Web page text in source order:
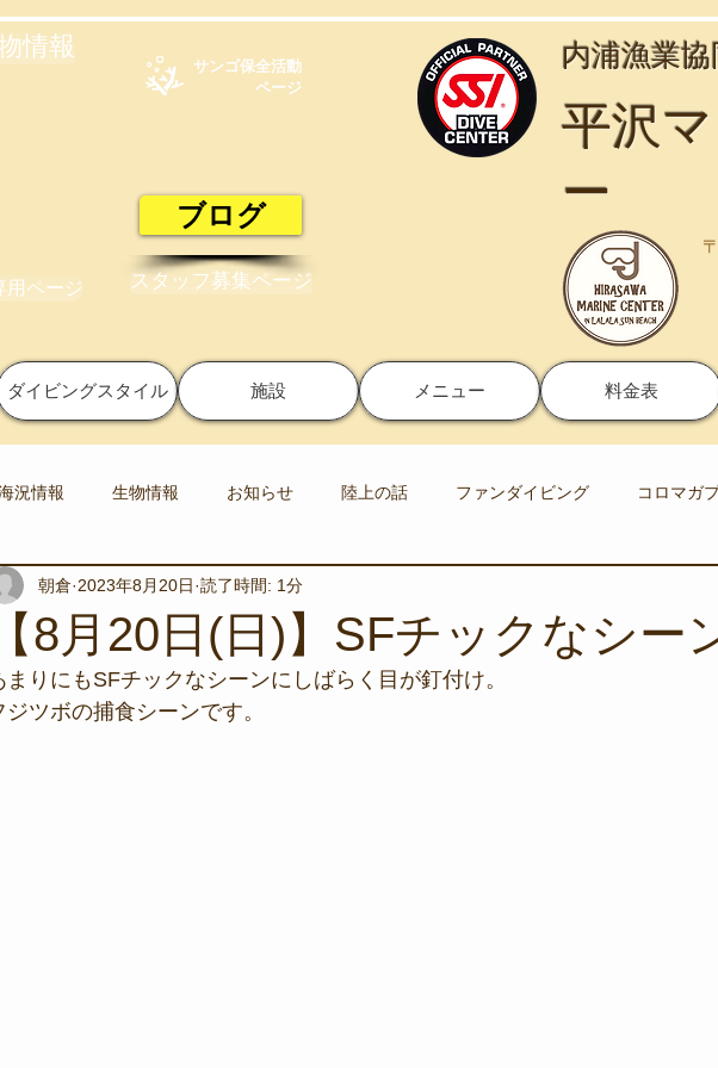
情報
サンゴ保全活動​
ページ
ブログ
用ページ スタッフ募集ページ
内浦漁業
平沢
ー
ダイビングスタイル 施設 メニュー 料金表
況情報 生物情報 お知らせ 陸上の話 ファンダイビング コロマガ
グツアー 自然環境保全 ワカメの養殖
伊豆半島ジオパーク サンゴの保全活動 取材 作業潜水
【8月20日(日)】SFチックなシー
朝倉 2023年8月20日 読了時間: 1分
まりにもSFチックなシーンにしばらく目が釘付け。
ジツボの捕食シーンです。